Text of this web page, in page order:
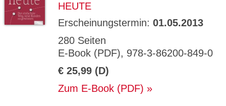
HEUTE
Erscheinungstermin: 01.05.2013
280 Seiten
E-Book (PDF), 978-3-86200-849-0
€ 25,99 (D)
Zum E-Book (PDF)